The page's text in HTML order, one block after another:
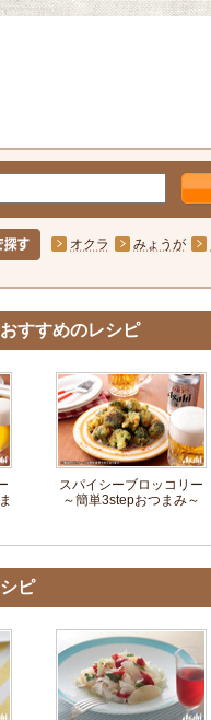
オクラ みょうが
すすめのレシピ
スパイシーブロッコリー
～簡単3stepおつまみ～
ピ